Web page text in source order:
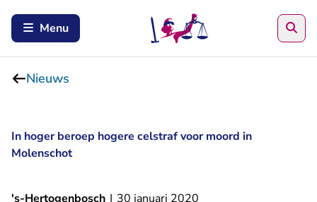
Menu
Nieuws
In hoger beroep hogere celstraf voor moord in
Molenschot
's-Hertogenbosch | 30 januari 2020